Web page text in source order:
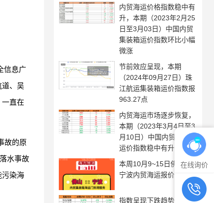
信息广
道、吴
直在
故的原
水事故
污染海
内贸海运价格指数稳中有
升，本期（2023年2月25
日至3月03日）中国内贸
集装箱运价指数环比小幅
微涨
节前效应呈现，本期
（2024年09月27日）珠
江航运集装箱运价指数报
963.27点
内贸海运市场逐步恢复，
本期（2023年3月4日至3
月10日）中国内贸集装箱
运价指数稳中有升
本周10月9~15日佛山到
宁波内贸海运报价
指数呈现下跌趋势，本期
在线询价